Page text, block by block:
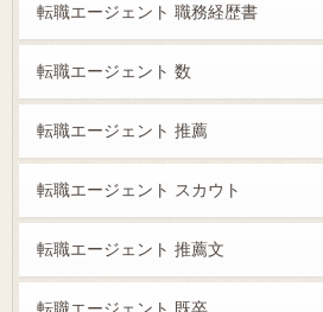
転職エージェント 職務経歴書
転職エージェント 数
転職エージェント 推薦
転職エージェント スカウト
転職エージェント 推薦文